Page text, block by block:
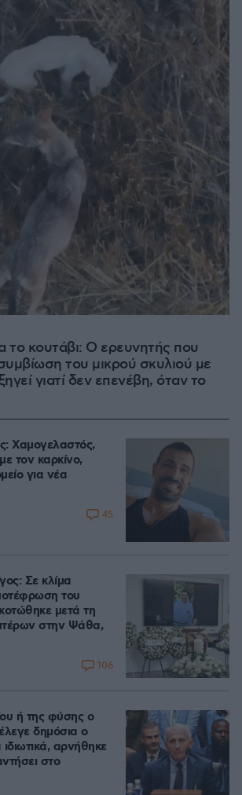
το κουτάβι: Ο ερευνητής που
του μικρού σκυλιού με
γιατί δεν επενέβη, όταν το
Χαμογελαστός,
τον καρκίνο,
για νέα
45
Σε κλίμα
του
μετά τη
στην Ψάθα,
106
ή της φύσης ο
δημόσια ο
αρνήθηκε
στο